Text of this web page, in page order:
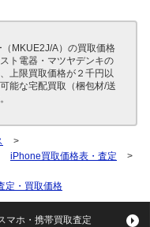
MKUE2J/A）の買取価格
ト電器・マツヤデンキの
上限買取価格が２千円以
能な宅配買取（梱包材/送
>
iPhone買取価格表・査定
>
定・買取価格
マホ・携帯買取査定